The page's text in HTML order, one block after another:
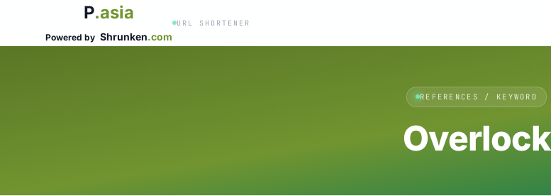
P.asia
Powered by Shrunken.com
URL SHORTENER
REFERENCES / KEYWORD
Overlock